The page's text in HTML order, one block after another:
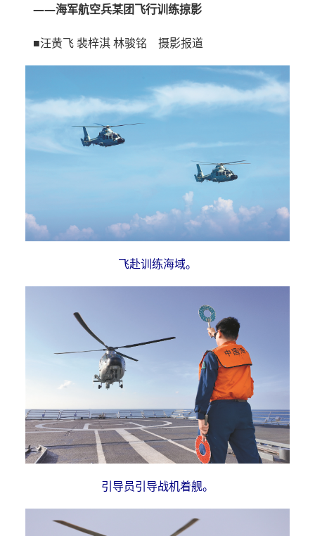
——海军航空兵某团飞行训练掠影
■汪黄飞 裴梓淇 林骏铭 摄影报道
飞赴训练海域。
引导员引导战机着舰。